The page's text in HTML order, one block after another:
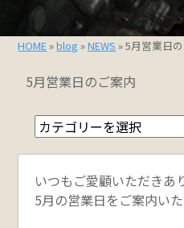
HOME»blog »NEWS » 5月営業日
5月営業日のご案内
いつもご愛顧いただきあ
5月の営業日をご案内いた